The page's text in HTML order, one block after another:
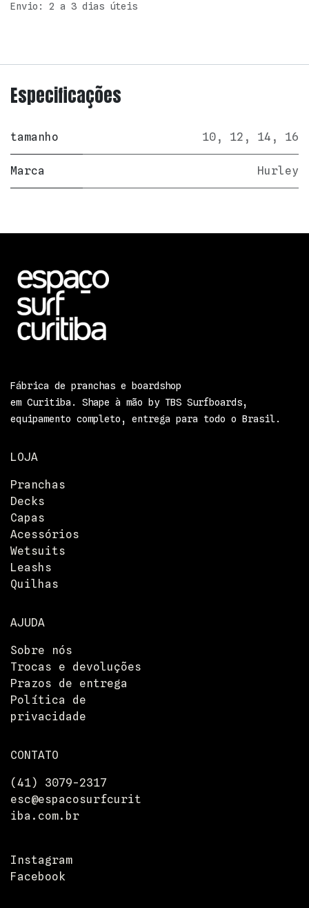
Envio: 2 a 3 dias úteis
Especificações
tamanho 10 , 12 , 14 , 16
Marca Hurley
Fábrica de pranchas e boardshop
em Curitiba. Shape à mão by TBS Surfboards,
equipamento completo, entrega para todo o Brasil.
LOJA
Pranchas
Decks
Capas
Acessórios
Wetsuits
Leashs
Quilhas
AJUDA
Sobre nós
Trocas e devoluções
Prazos de entrega
Política de
privacidade
CONTATO
(41) 3079-2317
esc@espacosurfcurit
iba.com.br
Instagram
Facebook